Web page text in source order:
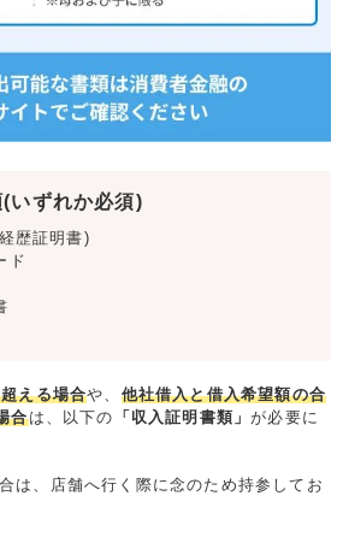
いずれか必須)
歴証明書)
ド
える場合や、 他社借入と借入希望額の合
合は、以下の 「収入証明書類」が必要に
は、店舗へ行く際に念のため持参してお